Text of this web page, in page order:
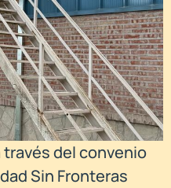
través del convenio
Sin Fronteras